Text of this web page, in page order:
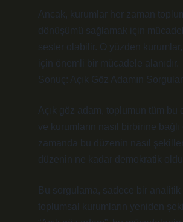
Ancak, kurumlar her zaman
dönüşümü sağlamak için
sesler olabilir. O yüzden
için önemli bir mücadele alanıdır.
Sonuç: Açık Göz Adamın
Açık göz adam, toplumun tüm
ve kurumların nasıl birbirine
zamanda bu düzenin nasıl
düzenin ne kadar demokratik
Bu sorgulama, sadece bir analitik
toplumsal kurumların yeniden